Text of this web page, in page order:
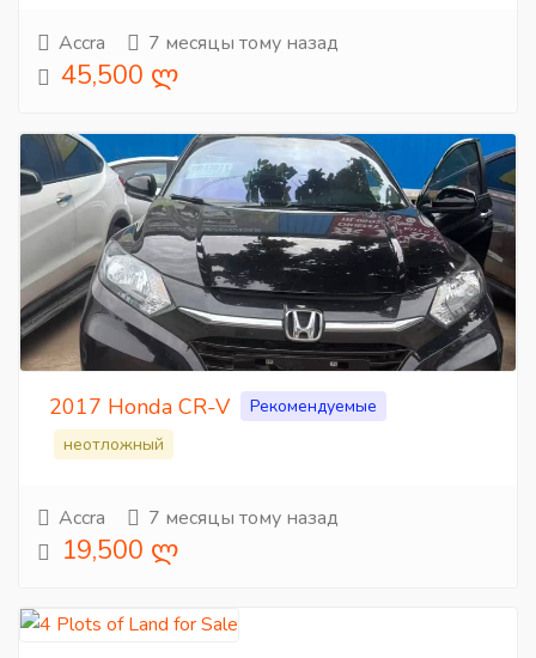
Accra 7 месяцы тому назад
45,500 ლ
2017 Honda CR-V
Рекомендуемые
неотложный
Accra 7 месяцы тому назад
19,500 ლ